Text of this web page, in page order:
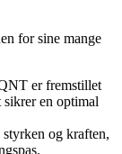
for sine mange
er fremstillet
en optimal
og kraften,